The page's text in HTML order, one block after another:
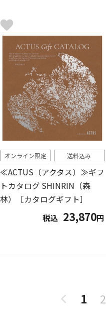
オンライン限定 送料込み
≪ACTUS（アクタス）≫ギフ
トカタログ SHINRIN（森
林）［カタログギフト］
税込 23,870円
1 2